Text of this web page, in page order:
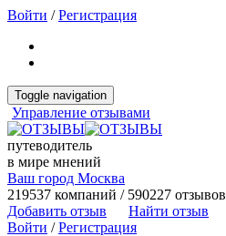
Войти /Регистрация
Toggle navigation
Управление отзывами
путеводитель
в мире мнений
Ваш город Москва
219537 компаний / 590227 отзывов
Добавить отзыв
Найти отзыв
Войти /Регистрация